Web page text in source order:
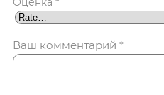
Ваш комментарий *